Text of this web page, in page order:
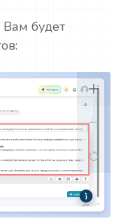
Вам будет